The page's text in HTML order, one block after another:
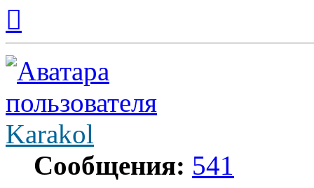
началу
Karakol
Сообщения: 541